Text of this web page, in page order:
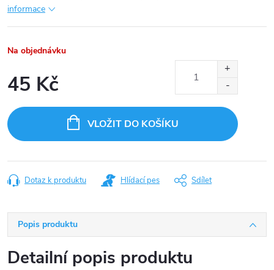
informace
Na objednávku
45 Kč
cena:
VLOŽIT DO KOŠÍKU
Dotaz k produktu Hlídací pes Sdílet
Popis produktu
Detailní popis produktu